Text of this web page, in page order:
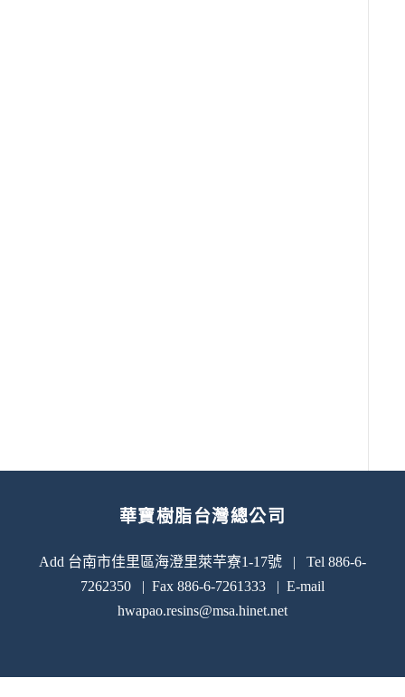
華寶樹脂台灣總公司
Add 台南市佳里區海澄里萊芉寮1-17號 | Tel 886-6-
7262350 | Fax 886-6-7261333 | E-mail
hwapao.resins@msa.hinet.net